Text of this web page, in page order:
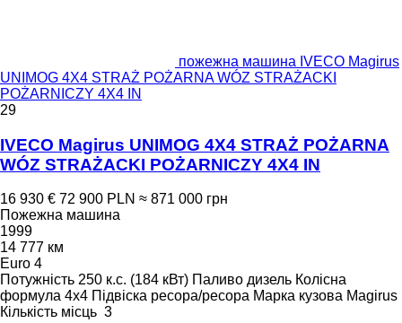
пожежна машина IVECO Magirus
UNIMOG 4X4 STRAŻ POŻARNA WÓZ STRAŻACKI
POŻARNICZY 4X4 IN
29
IVECO Magirus UNIMOG 4X4 STRAŻ POŻARNA
WÓZ STRAŻACKI POŻARNICZY 4X4 IN
16 930 € 72 900 PLN ≈ 871 000 грн
Пожежна машина
1999
14 777 км
Euro 4
Потужність 250 к.с. (184 кВт) Паливо дизель Колісна
формула 4x4 Підвіска ресора/ресора Марка кузова Magirus
Кількість місць 3